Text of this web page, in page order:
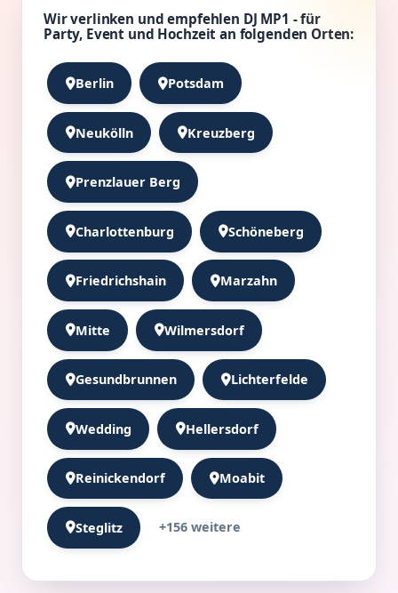
Wir verlinken und empfehlen DJ MP1 - für
Party, Event und Hochzeit an folgenden Orten:
Berlin Potsdam
Neukölln Kreuzberg
Prenzlauer Berg
Charlottenburg Schöneberg
Friedrichshain Marzahn
Mitte Wilmersdorf
Gesundbrunnen Lichterfelde
Wedding Hellersdorf
Reinickendorf Moabit
Steglitz +156 weitere